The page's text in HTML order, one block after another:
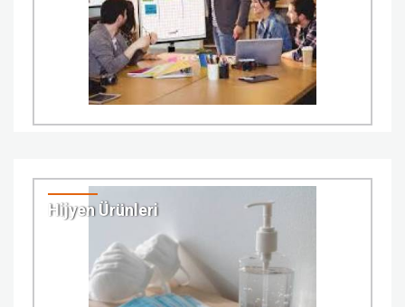
Hijyen Ürünleri